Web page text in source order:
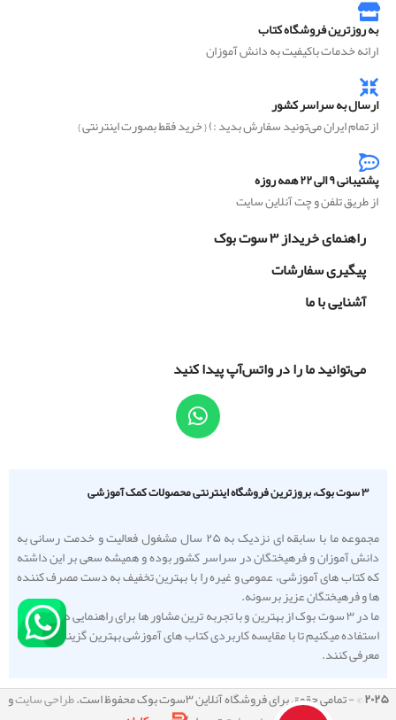
به روزترین فروشگاه کتاب
ارائه خدمات باکیفیت به دانش آموزان
ارسال به سراسر کشور
از تمام ایران می‌تونید سفارش بدید :) { خرید فقط بصورت اینترنتی }
پشتیبانی ۹ الی ۲۲ همه روزه
از طریق تلفن و چت آنلاین سایت
راهنمای خریداز ۳ سوت بوک
پیگیری سفارشات
آشنایی با ما
می‌توانید ما را در واتس‌آپ پیدا کنید
۳ سوت بوک، بروزترین فروشگاه اینترنتی محصولات کمک آموزشی
مجموعه ما با سابقه ای نزدیک به ۲۵ سال مشغول فعالیت و خدمت رسانی به
دانش آموزان و فرهیختگان در سراسر کشور بوده و همیشه سعی بر این داشته
که کتاب های آموزشی، عمومی و غیره را با بهترین تخفیف به دست مصرف کننده
ها و فرهیختگان عزیز برسونه.
ما در ۳ سوت بوک از بهترین و با تجربه ترین مشاور ها برای راهنمایی دانش آموزا
استفاده میکنیم تا با مقایسه کاربردی کتاب های آموزشی بهترین گزینه را به شما
معرفی کنند.
۲۰۲۵© - تمامی حقوق برای فروشگاه آنلاین ۳سوت بوک محفوظ است. طراحی سایتو